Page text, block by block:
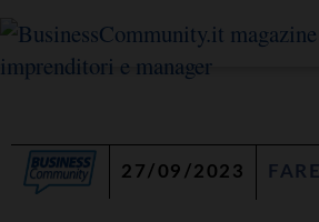
27/09/2023 FARE